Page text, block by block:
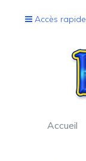
Accès rapide
Accueil